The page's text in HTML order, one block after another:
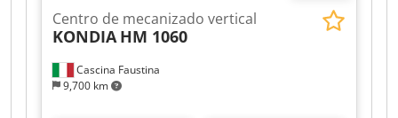
Cascina Faustina
9,700 km
Centro de mecanizado vertical
KONDIA HM 1060